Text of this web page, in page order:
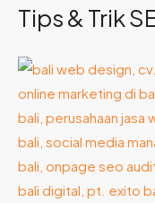
Tips & Trik